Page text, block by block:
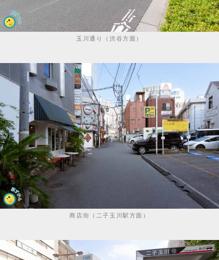
玉川通り（渋谷方面）
商店街（二子玉川駅方面）